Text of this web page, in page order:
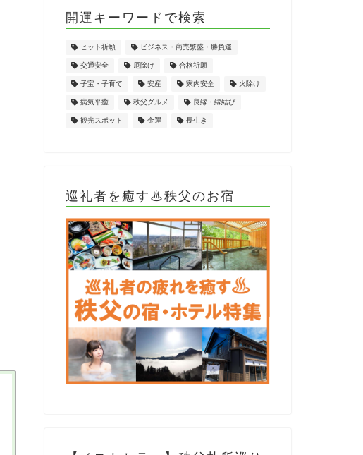
開運キーワードで検索
ヒット祈願 ビジネス・商売繁盛・勝負運
交通安全 厄除け 合格祈願
子宝・子育て 安産 家内安全 火除け
病気平癒 秩父グルメ 良縁・縁結び
観光スポット 金運 長生き
巡礼者を癒す♨秩父のお宿